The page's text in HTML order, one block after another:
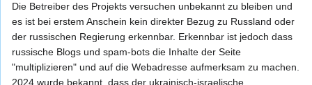
Die Betreiber des Projekts versuchen unbekannt zu bleiben und
es ist bei erstem Anschein kein direkter Bezug zu Russland oder
der russischen Regierung erkennbar. Erkennbar ist jedoch dass
russische Blogs und spam-bots die Inhalte der Seite
"multiplizieren" und auf die Webadresse aufmerksam zu machen.
2024 wurde bekannt, dass der ukrainisch-israelische